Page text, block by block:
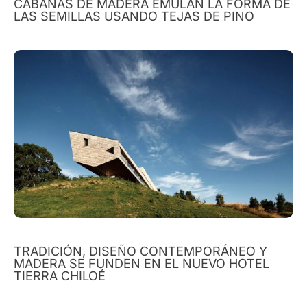
CABAÑAS DE MADERA EMULAN LA FORMA DE
LAS SEMILLAS USANDO TEJAS DE PINO
TRADICIÓN, DISEÑO CONTEMPORÁNEO Y
MADERA SE FUNDEN EN EL NUEVO HOTEL
TIERRA CHILOÉ